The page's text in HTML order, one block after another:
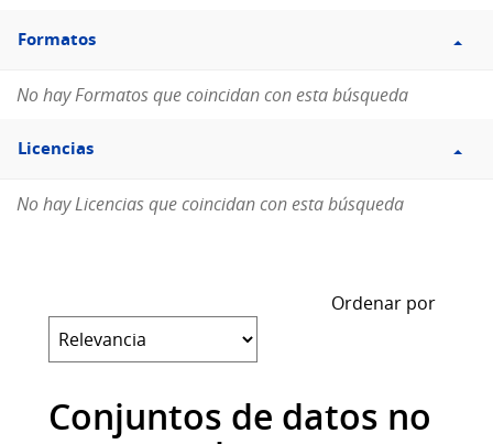
Filtro
Formatos
Formatos
No hay Formatos que coincidan con esta búsqueda
Filtro
Licencias
Licencias
No hay Licencias que coincidan con esta búsqueda
Ordenar por
Conjuntos de datos no